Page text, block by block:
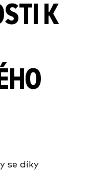
K
se díky